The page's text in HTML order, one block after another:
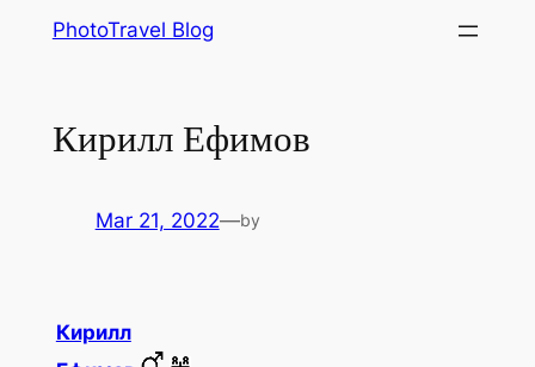
PhotoTravel Blog
Кирилл Ефимов
Mar 21, 2022—by
Кирилл